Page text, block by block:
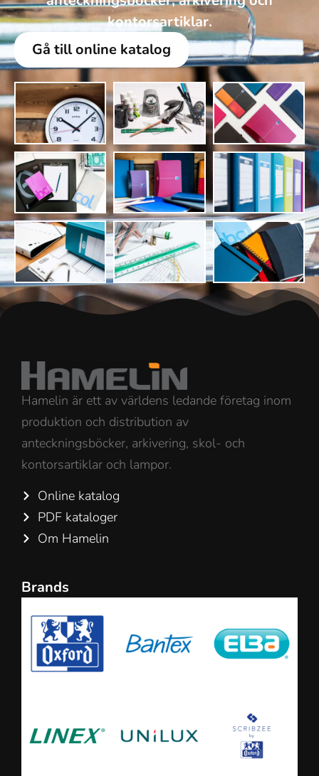
kontorsartiklar.
Gå till online katalog
Hamelin är ett av världens ledande företag inom
produktion och distribution av
anteckningsböcker, arkivering, skol- och
kontorsartiklar och lampor.
Online katalog
PDF kataloger
Om Hamelin
Brands